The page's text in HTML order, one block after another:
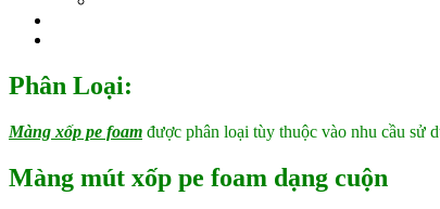
Phân Loại:
Màng xốp pe foam được phân loại tùy thuộc vào nhu cầu sử
Màng mút xốp pe foam dạng cuộn